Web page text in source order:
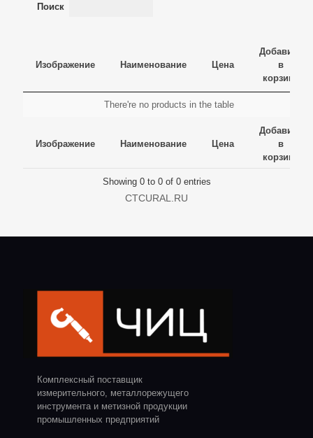
Поиск
Изображение Наименование Цена
Добавить
в
корзину
Наименование Цена
корзину
в
корзину
There're no products in the table
Изображение Наименование Цена
Добавить
в
корзину
Showing 0 to 0 of 0 entries
CTCURAL.RU
Комплексный поставщик
измерительного, металлорежущего
инструмента и метизной продукции
промышленных предприятий